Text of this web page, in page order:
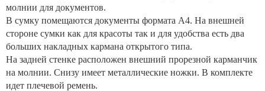
молнии для документов.
В сумку помещаются документы формата А4. На внешней
стороне сумки как для красоты так и для удобства есть два
больших накладных кармана открытого типа.
На задней стенке расположен внешний прорезной карманчик
на молнии. Снизу имеет металлические ножки. В комплекте
идет плечевой ремень.